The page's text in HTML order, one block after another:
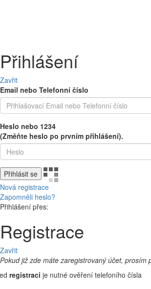
Přihlášení
Zavřit
Email nebo Telefonní číslo
Heslo nebo 1234
(Změňte heslo po prvním přihlášení).
Přihlásit se
Nová registrace
Zapomněli heslo?
Přihlášení přes:
Registrace
Zavřit
Pokud již zde máte zaregistrovaný účet, prosím
registraci je nutné ověření telefoního čísla